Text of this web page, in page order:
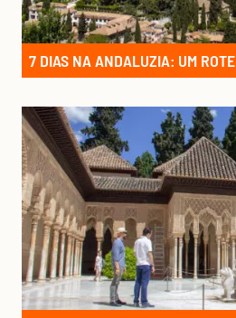
7 DIAS NA ANDALUZIA: UM